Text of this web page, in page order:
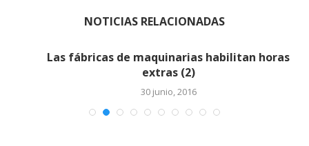
NOTICIAS RELACIONADAS
Las fábricas de maquinarias habilitan horas
extras (2)
30 junio, 2016